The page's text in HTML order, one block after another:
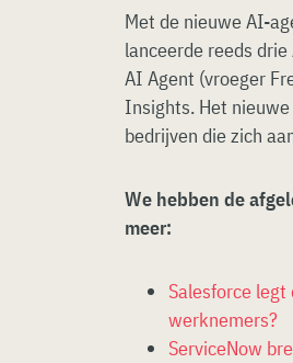
Met de nieuwe AI-
lanceerde reeds
AI Agent (vroeger
Insights. Het
bedrijven die zich
We hebben de
meer:
Salesforce
werknemers?
ServiceNow